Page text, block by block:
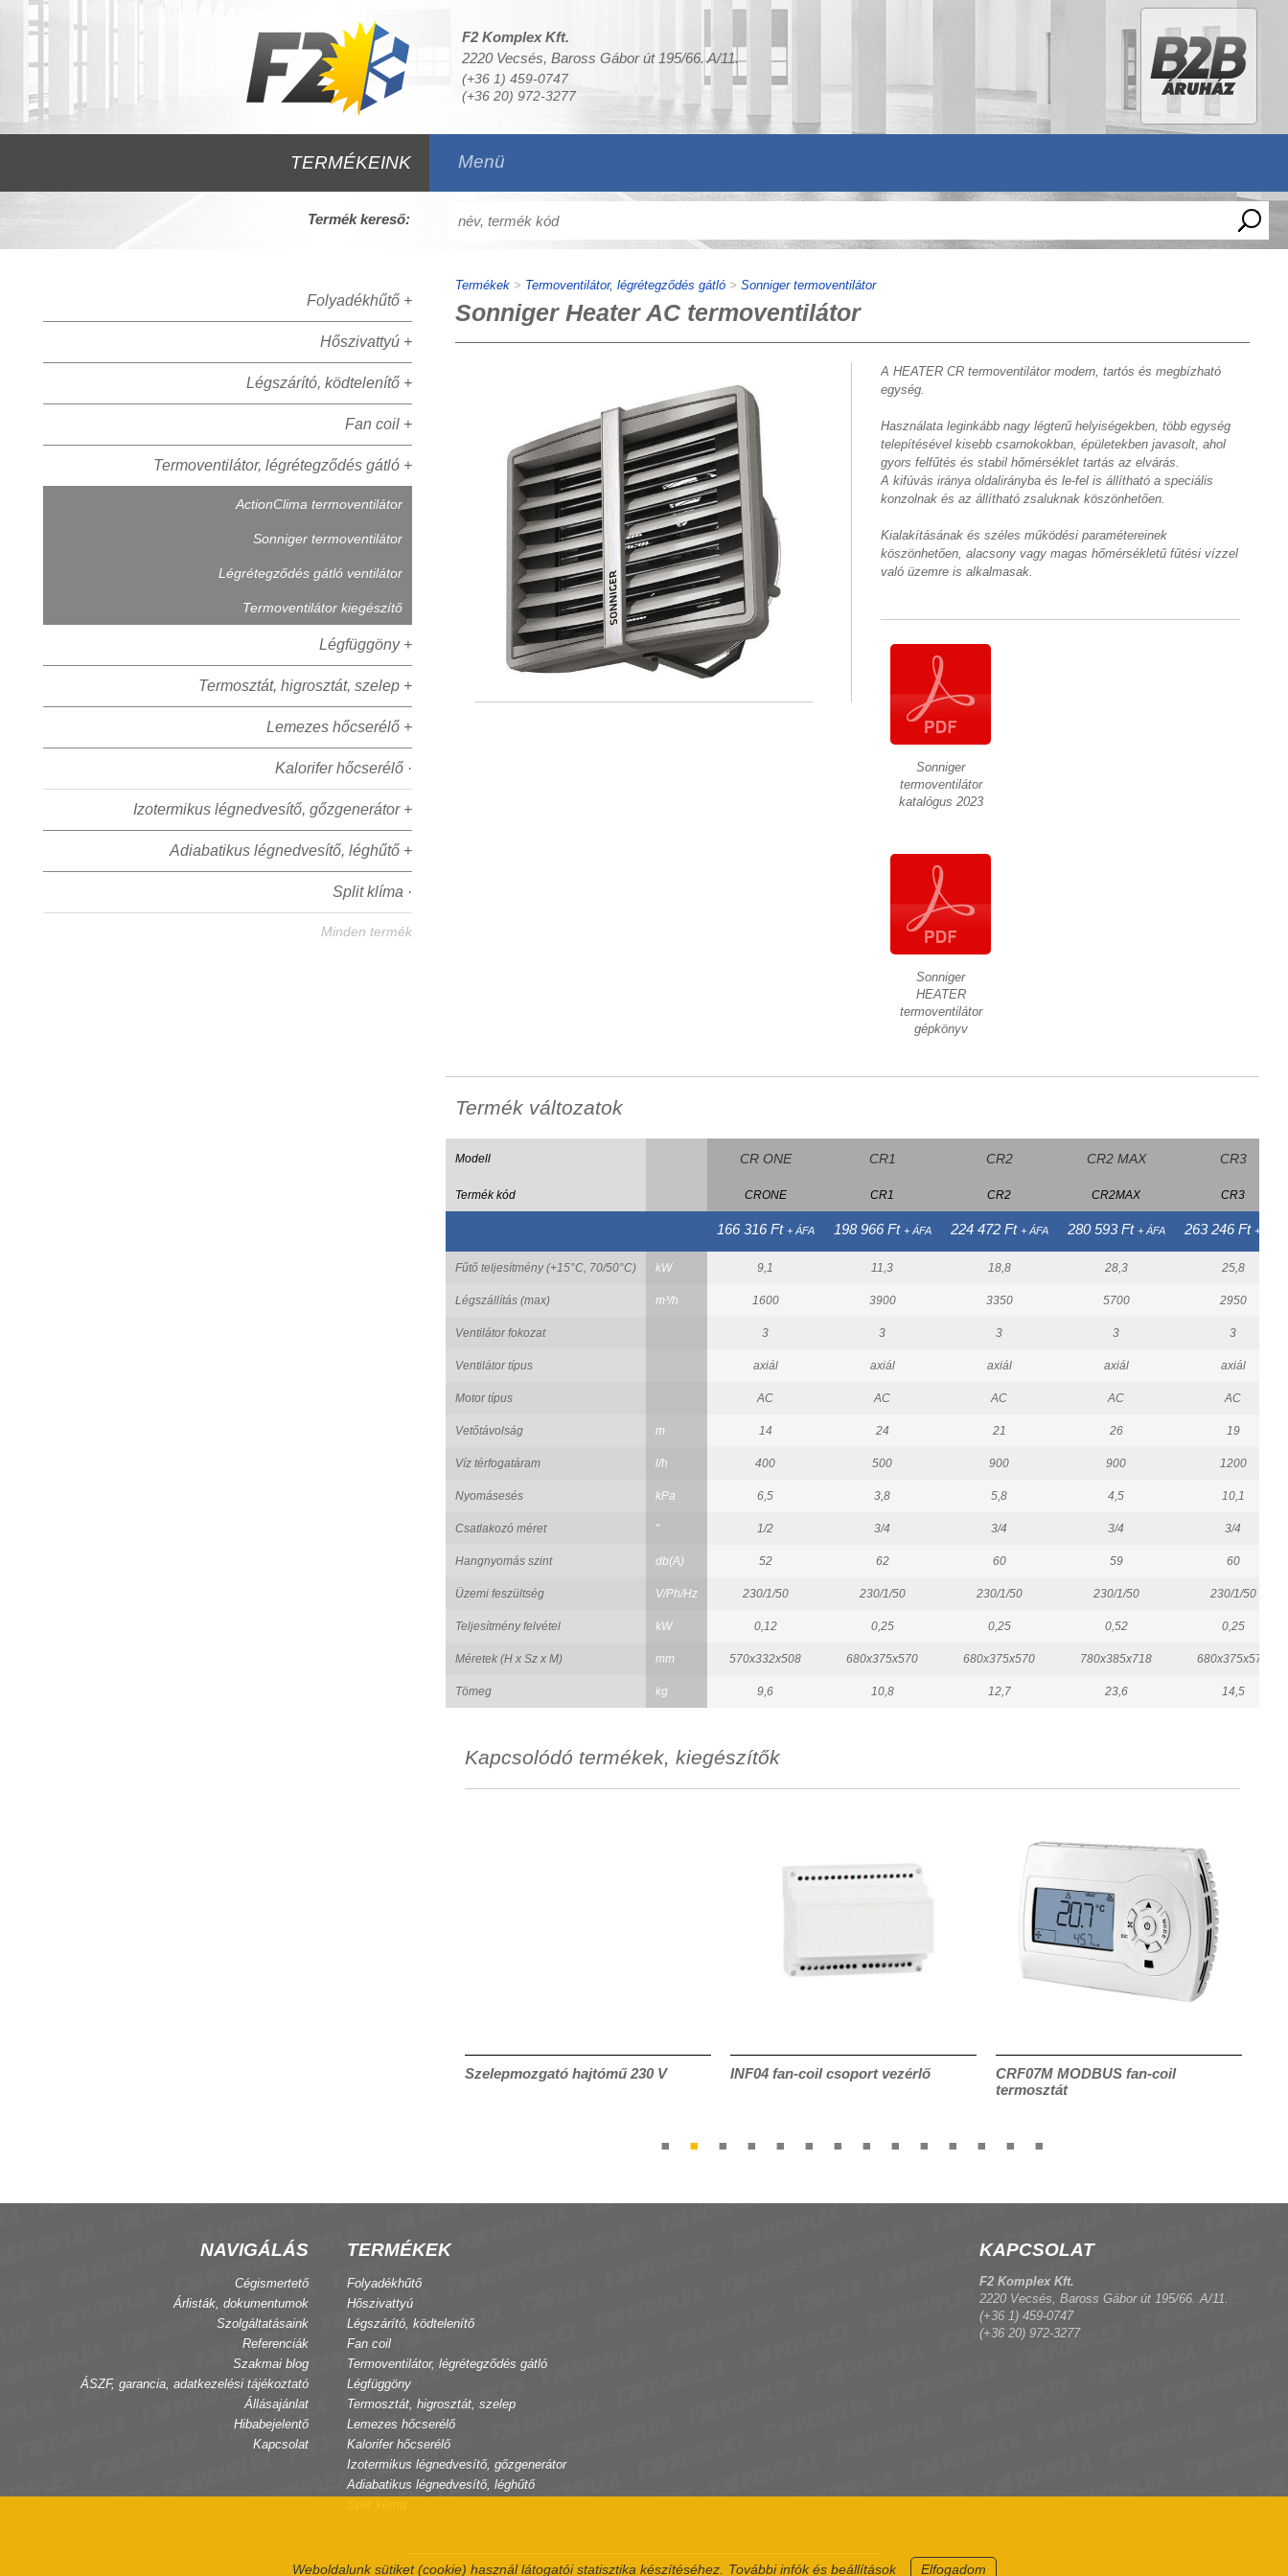
Weboldalunk sütiket (cookie) használ látogatói statisztika készítéséhez. További infók és beállítások Elfogadom
F2 Komplex Kft.
2220 Vecsés, Baross Gábor út 195/66. A/11.
(+36 1) 459-0747
(+36 20) 972-3277
TERMÉKEINK Menü
Termék kereső:
Folyadékhűtő +
Hőszivattyú +
Légszárító, ködtelenítő +
Fan coil +
Termoventilátor, légrétegződés gátló +
ActionClima termoventilátor
Sonniger termoventilátor
Légrétegződés gátló ventilátor
Termoventilátor kiegészítő
Légfüggöny +
Termosztát, higrosztát, szelep +
Lemezes hőcserélő +
Kalorifer hőcserélő ·
Izotermikus légnedvesítő, gőzgenerátor +
Adiabatikus légnedvesítő, léghűtő +
Split klíma ·
Minden termék
Termékek> Termoventilátor, légrétegződés gátló> Sonniger termoventilátor
Sonniger Heater AC termoventilátor
A HEATER CR termoventilátor modern, tartós és megbízható
egység.
Használata leginkább nagy légterű helyiségekben, több egység
telepítésével kisebb csarnokokban, épületekben javasolt, ahol
gyors felfűtés és stabil hőmérséklet tartás az elvárás.
A kifúvás iránya oldalirányba és le-fel is állítható a speciális
konzolnak és az állítható zsaluknak köszönhetően.
Kialakításának és széles működési paramétereinek
köszönhetően, alacsony vagy magas hőmérsékletű fűtési vízzel
való üzemre is alkalmasak.
Sonniger
termoventilátor
katalógus 2023
Sonniger
HEATER
termoventilátor
gépkönyv
Termék változatok
Modell CR ONE CR1 CR2 CR2 MAX CR3
Termék kód CRONE CR1 CR2 CR2MAX CR3
166 316 Ft + ÁFA 198 966 Ft + ÁFA 224 472 Ft + ÁFA 280 593 Ft + ÁFA 263 246 Ft + ÁFA
Fűtő teljesítmény (+15°C, 70/50°C) kW 9,1 11,3 18,8 28,3 25,8
Légszállítás (max) m³/h 1600 3900 3350 5700 2950
Ventilátor fokozat 3 3 3 3 3
Ventilátor típus axiál axiál axiál axiál axiál
Motor típus AC AC AC AC AC
Vetőtávolság m 14 24 21 26 19
Víz térfogatáram l/h 400 500 900 900 1200
Nyomásesés kPa 6,5 3,8 5,8 4,5 10,1
Csatlakozó méret " 1/2 3/4 3/4 3/4 3/4
Hangnyomás szint db(A) 52 62 60 59 60
Üzemi feszültség V/Ph/Hz 230/1/50 230/1/50 230/1/50 230/1/50 230/1/50
Teljesítmény felvétel kW 0,12 0,25 0,25 0,52 0,25
Méretek (H x Sz x M) mm 570x332x508 680x375x570 680x375x570 780x385x718 680x375x570
Tömeg kg 9,6 10,8 12,7 23,6 14,5
Kapcsolódó termékek, kiegészítők
Szelepmozgató hajtómű 230 V INF04 fan-coil csoport vezérlő
CRF07M MODBUS fan-coil
termosztát
NAVIGÁLÁS
Cégismertető
Árlisták, dokumentumok
Szolgáltatásaink
Referenciák
Szakmai blog
ÁSZF, garancia, adatkezelési tájékoztató
Állásajánlat
Hibabejelentő
Kapcsolat
TERMÉKEK
Folyadékhűtő
Hőszivattyú
Légszárító, ködtelenítő
Fan coil
Termoventilátor, légrétegződés gátló
Légfüggöny
Termosztát, higrosztát, szelep
Lemezes hőcserélő
Kalorifer hőcserélő
Izotermikus légnedvesítő, gőzgenerátor
Adiabatikus légnedvesítő, léghűtő
KAPCSOLAT
F2 Komplex Kft.
2220 Vecsés, Baross Gábor út 195/66. A/11.
(+36 1) 459-0747
(+36 20) 972-3277